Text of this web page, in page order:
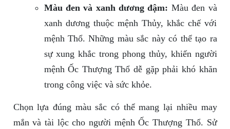
Màu đen và xanh dương đậm: Màu đen và
xanh dương thuộc mệnh Thủy, khắc chế với
mệnh Thổ. Những màu sắc này có thể tạo ra
sự xung khắc trong phong thủy, khiến người
mệnh Ốc Thượng Thổ dễ gặp phải khó khăn
trong công việc và sức khỏe.
Chọn lựa đúng màu sắc có thể mang lại nhiều may
mắn và tài lộc cho người mệnh Ốc Thượng Thổ. Sử